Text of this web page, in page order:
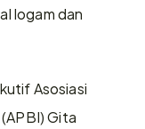
logam dan
Asosiasi
Gita